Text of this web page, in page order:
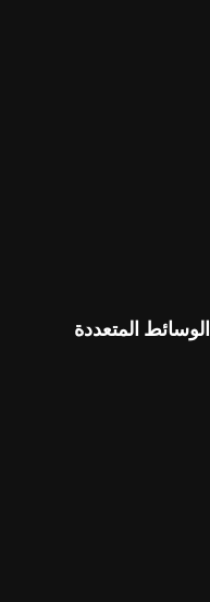
الوسائط المتعددة